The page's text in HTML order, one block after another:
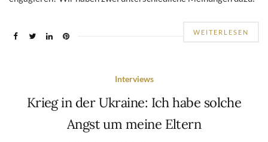
WEITERLESEN
Interviews
Krieg in der Ukraine: Ich habe solche
Angst um meine Eltern